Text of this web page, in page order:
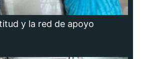
y la red de apoyo